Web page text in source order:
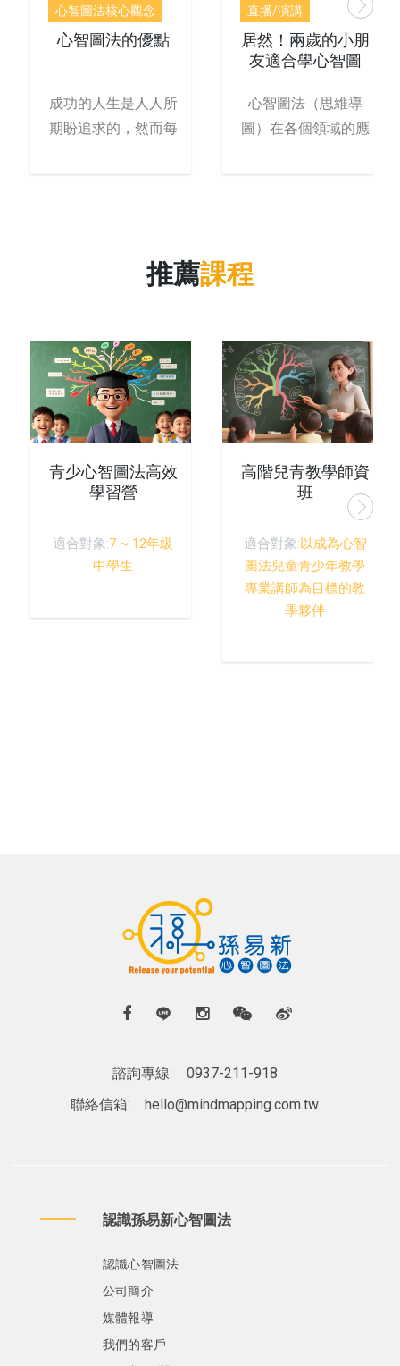
心智圖法核心觀念
心智圖法的優點
成功的人生是人人所
期盼追求的，然而每
直播/演講
居然！兩歲的小朋
友適合學心智圖
第三段）
心智圖法（思維導
圖）在各個領域的應
推薦課程
青少心智圖法高效
學習營
適合對象:7 ~ 12年級
中學生
高階兒青教學師資
班
適合對象:以成為心智
圖法兒童青少年教學
專業講師為目標的教
學夥伴
諮詢專線:
0937-211-918
聯絡信箱:
hello@mindmapping.com.tw
認識孫易新心智圖法
認識心智圖法
公司簡介
媒體報導
我們的客戶